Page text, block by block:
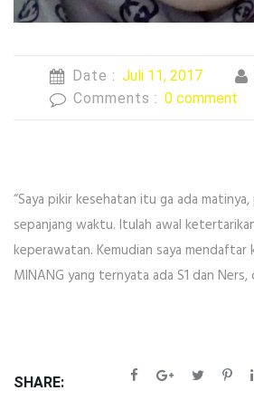
Date : Juli 11, 2017
Comments : 0 comment
“Saya pikir kesehatan itu ga ada
sepanjang waktu. Itulah awal
keperawatan. Kemudian saya mendaftar
MINANG yang ternyata ada S1 dan Ners,
SHARE: